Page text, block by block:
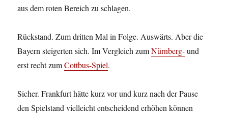
aus dem roten Bereich zu schlagen.
Rückstand. Zum dritten Mal in Folge. Auswärts. Aber die
Bayern steigerten sich. Im Vergleich zumNürnberg-und
erst recht zumCottbus-Spiel.
Sicher. Frankfurt hätte kurz vor und kurz nach der Pause
den Spielstand vielleicht entscheidend erhöhen können